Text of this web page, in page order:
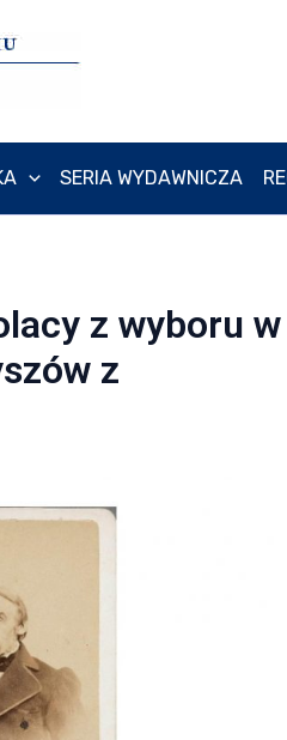
SERIA WYDAWNICZA
z wyboru w
z